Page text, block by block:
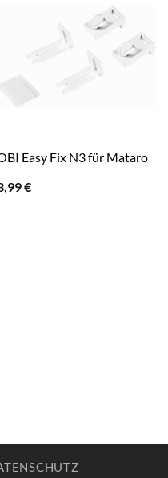
Easy Fix N3 für Mataro
€